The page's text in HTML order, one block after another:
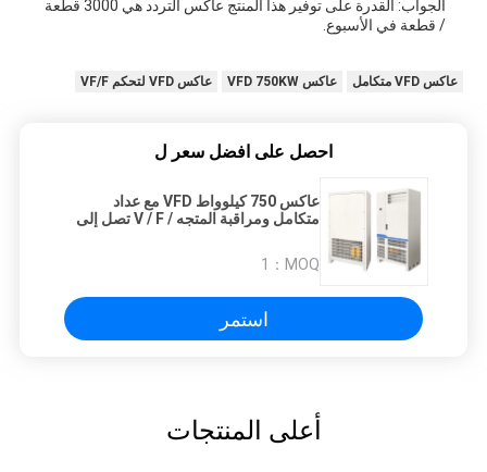
الجواب: القدرة على توفير هذا المنتج عاكس التردد هي 3000 قطعة
/ قطعة في الأسبوع.
عاكس VFD متكامل عاكس VFD 750KW عاكس VFD لتحكم VF/F
احصل على افضل سعر ل
عاكس 750 كيلوواط VFD مع عداد
متكامل ومراقبة المتجه / V / F تصل إلى
MOQ：
1
استمر
أعلى المنتجات